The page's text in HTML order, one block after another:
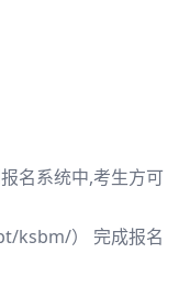
名系统中,考生方可
ksbm/） 完成报名